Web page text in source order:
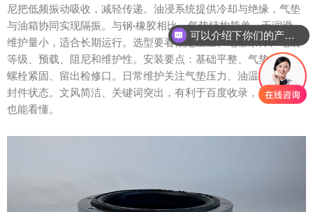
尼把低频振动吸收，减轻传递。油浸系统提供冷却与绝缘，气垫
与油箱协同实现隔振。与钢-橡胶相比，气垫结构简单、无润滑、
维护量小，适合长期运行。选型要看额定重量、地基条件、地震
等级、预载、阻尼和维护性。安装要点：基础平整、气垫水平、
螺栓紧固、留出检修口。日常维护关注气垫压力、油温油位与密
封件状态。文风简洁、关键词突出，有利于百度收录，普通用户
也能看懂。
可以介绍下你们的产品么？